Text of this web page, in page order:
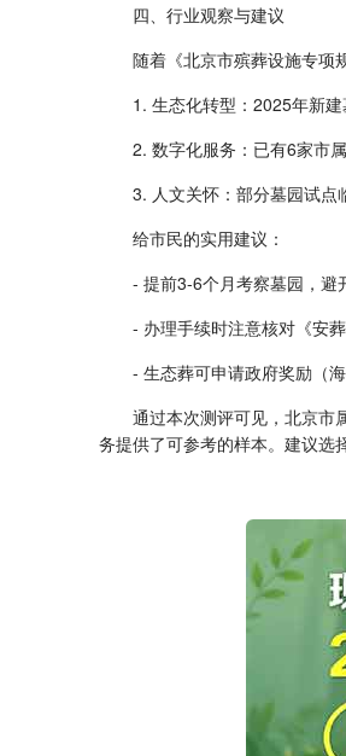
四、行业观察与建议
随着《北京市殡葬设施专项
1. 生态化转型：2025年新
2. 数字化服务：已有6家市
3. 人文关怀：部分墓园试点
给市民的实用建议：
- 提前3-6个月考察墓园，避
- 办理手续时注意核对《安
- 生态葬可申请政府奖励（
通过本次测评可见，北京市
务提供了可参考的样本。建议选